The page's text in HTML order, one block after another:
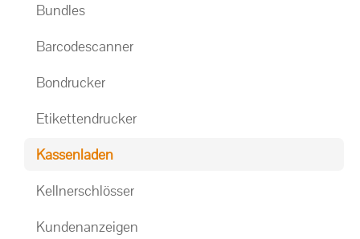
Bundles
Barcodescanner
Bondrucker
Etikettendrucker
Kassenladen
Kellnerschlösser
Kundenanzeigen